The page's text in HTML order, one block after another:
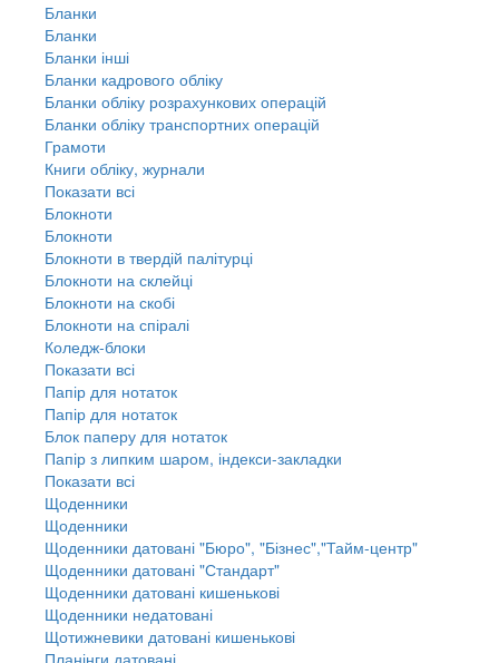
Бланки
Бланки
Бланки інші
Бланки кадрового обліку
Бланки обліку розрахункових операцій
Бланки обліку транспортних операцій
Грамоти
Книги обліку, журнали
Показати всі
Блокноти
Блокноти
Блокноти в твердій палітурці
Блокноти на склейці
Блокноти на скобі
Блокноти на спіралі
Коледж-блоки
Показати всі
Папір для нотаток
Папір для нотаток
Блок паперу для нотаток
Папір з липким шаром, індекси-закладки
Показати всі
Щоденники
Щоденники
Щоденники датовані "Бюро", "Бізнес","Тайм-центр"
Щоденники датовані "Стандарт"
Щоденники датовані кишенькові
Щоденники недатовані
Щотижневики датовані кишенькові